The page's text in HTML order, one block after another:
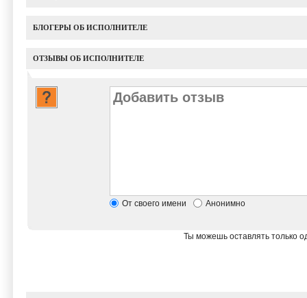
БЛОГЕРЫ ОБ ИСПОЛНИТЕЛЕ
ОТЗЫВЫ ОБ ИСПОЛНИТЕЛЕ
От своего имени Анонимно
Ты можешь оставлять только